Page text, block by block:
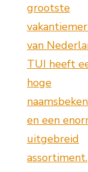
grootste
van
TUI heeft
hoge
en een
uitgebreid
assortiment.